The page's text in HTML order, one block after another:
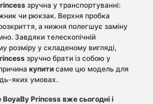
зручна у транспортуванні:
чи рюкзак. Верхня пробка
а нижня полегшує заміну
Завдяки телескопічній
розміру у складеному вигляді,
зручно брати із собою у
купити саме цю модель для
яких умовах.
Princess вже сьогодні і